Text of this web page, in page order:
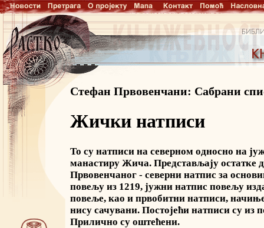
Стефан Првовенчани: Сабрани
Жички натписи
То су натписи на северном односно на
манастиру Жича. Представљају остатке
Првовенчаног - северни натпис за
повељу из 1219, јужни натпис повељу
повеље, као и првобитни натписи,
нису сачувани. Постојећи натписи су из
Прилично су оштећени.